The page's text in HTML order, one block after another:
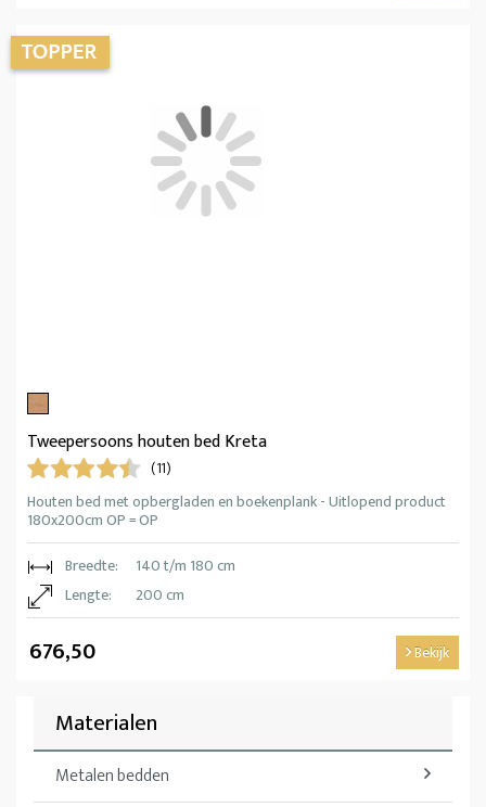
Tweepersoons houten bed Kreta
(11)
Houten bed met opbergladen en boekenplank - Uitlopend product
180x200cm OP = OP
Breedte:
140 t/m 180 cm
Lengte:
200 cm
676,50 Bekijk
Materialen
Metalen bedden